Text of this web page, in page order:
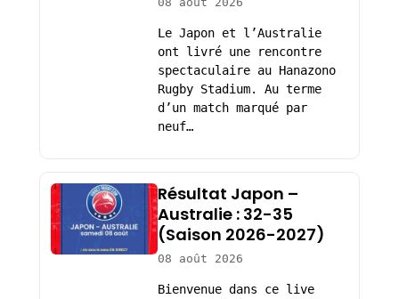
Le Japon et l’Australie
ont livré une rencontre
spectaculaire au Hanazono
Rugby Stadium. Au terme
d’un match marqué par
neuf…
Résultat Japon –
Australie : 32-35
(Saison 2026-2027)
08 août 2026
Bienvenue dans ce live